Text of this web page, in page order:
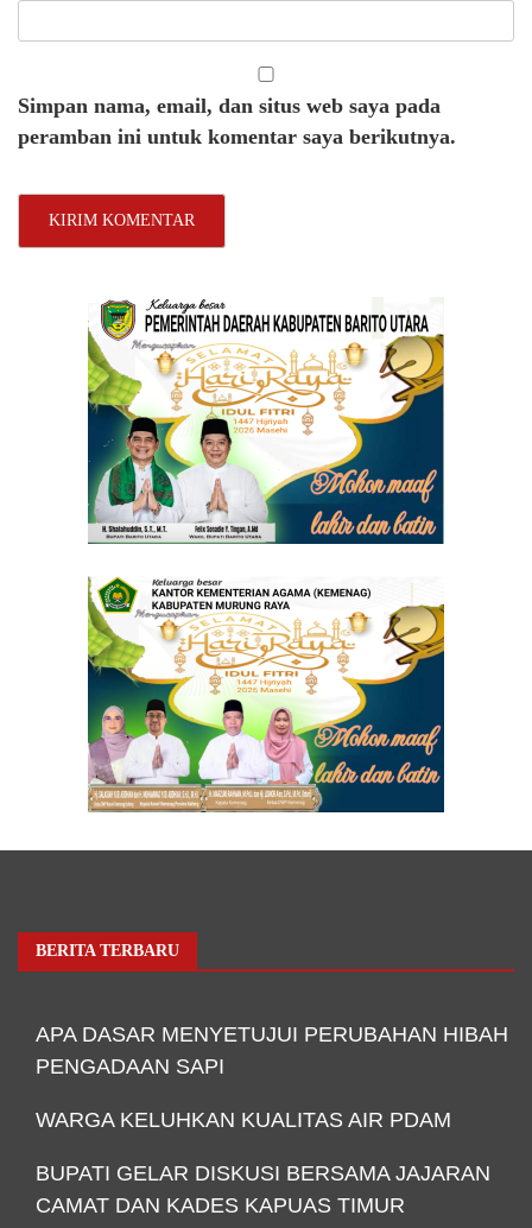
Simpan nama, email, dan situs web saya pada
peramban ini untuk komentar saya berikutnya.
BERITA TERBARU
APA DASAR MENYETUJUI PERUBAHAN HIBAH
PENGADAAN SAPI
WARGA KELUHKAN KUALITAS AIR PDAM
BUPATI GELAR DISKUSI BERSAMA JAJARAN
CAMAT DAN KADES KAPUAS TIMUR